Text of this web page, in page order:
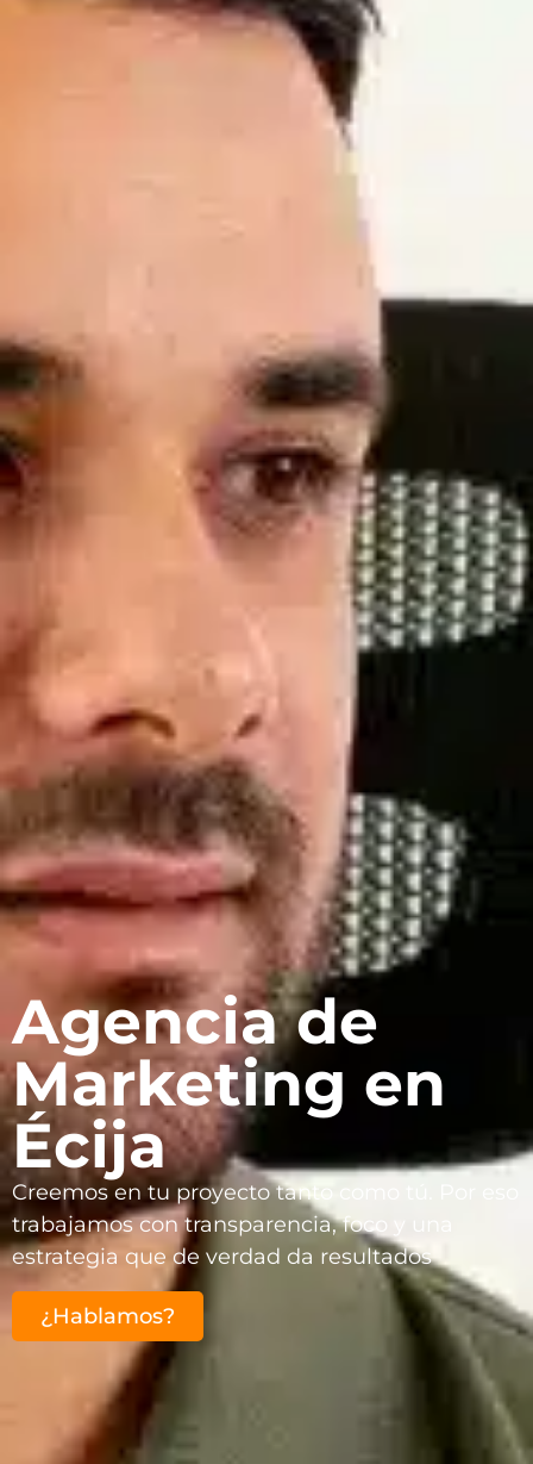
Agencia de
Marketing en
Écija
Creemos en tu proyecto tanto como tú. Por eso
trabajamos con transparencia, foco y una
estrategia que de verdad da resultados
¿Hablamos?